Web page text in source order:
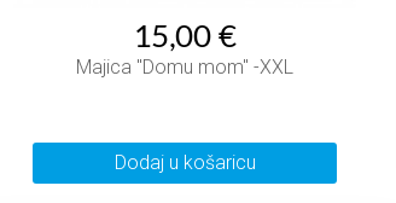
15,00 €
Majica "Domu mom" -XXL
Dodaj u košaricu